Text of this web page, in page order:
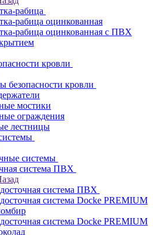
рабица
рабица оцинкованная
рабица оцинкованная с ПВХ
кровли
безопасности кровли
мостики
ограждения
лестницы
системы
система ПВХ
система ПВХ
система Docke PREMIUM
система Docke PREMIUM